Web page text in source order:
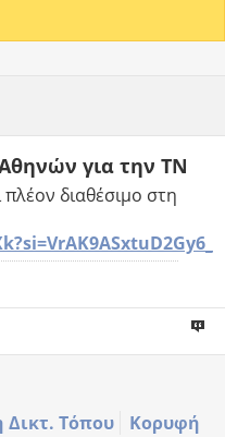
για την ΤΝ
διαθέσιμο στη
Δικτ. Τόπου Κορυφή